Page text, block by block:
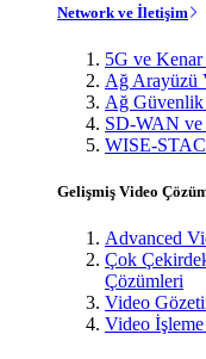
Network ve İletişim
5G ve
Ağ Arayüzü
Ağ Güvenlik
SD-WAN ve
WISE-
Gelişmiş Video
Advanced
Çok
Çözümleri
Video
Video